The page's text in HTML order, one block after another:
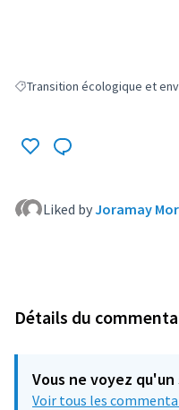
Filter results for: Transition
Transition écologique et
Liked byJoramay
Détails du
Vous ne voyez
Voir tous les